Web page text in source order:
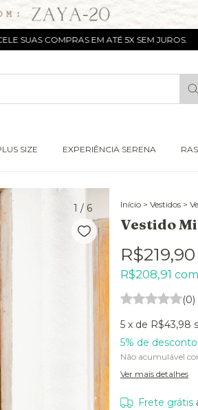
COMPRAS EM ATÉ 5X SEM JUROS. SIM,
SIZE EXPERIÊNCIA SERENA
1 / 6 Início > Vestidos >
Vestido
R$219,90
R$208,91 com
(0)
5 x de R$43,98
5% de desconto
Não acumulável
Ver mais detalhes
Frete grátis